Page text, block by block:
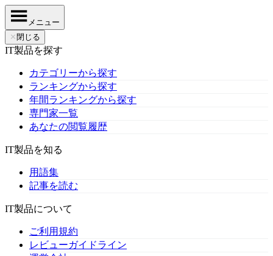
メニュー
✕ 閉じる
IT製品を探す
カテゴリーから探す
ランキングから探す
年間ランキングから探す
専門家一覧
あなたの閲覧履歴
IT製品を知る
用語集
記事を読む
IT製品について
ご利用規約
レビューガイドライン